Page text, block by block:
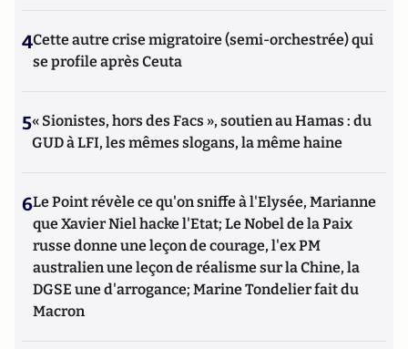
4Cette autre crise migratoire (semi-orchestrée) qui
se profile après Ceuta
5« Sionistes, hors des Facs », soutien au Hamas : du
GUD à LFI, les mêmes slogans, la même haine
6Le Point révèle ce qu'on sniffe à l'Elysée, Marianne
que Xavier Niel hacke l'Etat; Le Nobel de la Paix
russe donne une leçon de courage, l'ex PM
australien une leçon de réalisme sur la Chine, la
DGSE une d'arrogance; Marine Tondelier fait du
Macron